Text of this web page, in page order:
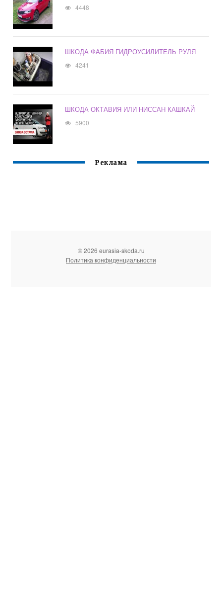
4448
ШКОДА ФАБИЯ ГИДРОУСИЛИТЕЛЬ РУЛЯ
4241
ШКОДА ОКТАВИЯ ИЛИ НИССАН КАШКАЙ
5900
Реклама
© 2026 eurasia-skoda.ru
Политика конфиденциальности